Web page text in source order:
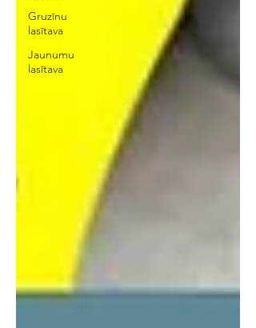
Gruzīnu
lasītava
Jaunumu
lasītava